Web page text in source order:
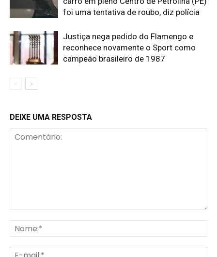
foi uma tentativa de roubo, diz polícia
Justiça nega pedido do Flamengo e
reconhece novamente o Sport como
campeão brasileiro de 1987
DEIXE UMA RESPOSTA